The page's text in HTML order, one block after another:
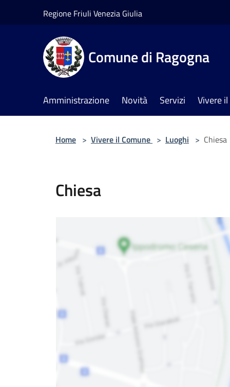
Regione Friuli Venezia Giulia
Comune di Ragogna
Amministrazione Novità Servizi Vivere
Home > Vivere il Comune > Luoghi > Chiesa
Chiesa